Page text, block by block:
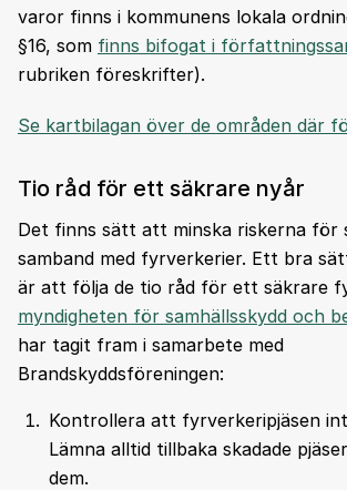
varor finns i kommunens lokala
§16, som finns bifogat i
rubriken föreskrifter).
Se kartbilagan över de områden där
Tio råd för ett säkrare nyår
Det finns sätt att minska riskerna för
samband med fyrverkerier. Ett bra
är att följa de tio råd för ett säkrare
myndigheten för samhällsskydd och
har tagit fram i samarbete med
Brandskyddsföreningen:
Kontrollera att fyrverkeripjäsen
Lämna alltid tillbaka skadade
dem.